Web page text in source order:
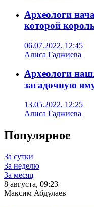
Археологи
которой
06.07.2022, 12:45
Алиса Гаджиева
Археологи
загадочную
13.05.2022, 12:25
Алиса Гаджиева
Популярное
За сутки
За неделю
За месяц
8 августа, 09:23
Максим Абдулаев